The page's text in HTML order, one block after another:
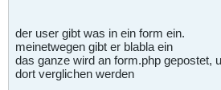
der user gibt was in ein form ein.
meinetwegen gibt er blabla ein
das ganze wird an form.php gepostet,
dort verglichen werden